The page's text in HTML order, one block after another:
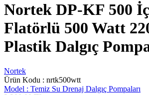
Nortek DP-KF 500
Flatörlü 500 Watt
Plastik Dalgıç
Nortek
Ürün Kodu : nrtk500wtt
Model : Temiz Su Drenaj Dalgıç Pompaları